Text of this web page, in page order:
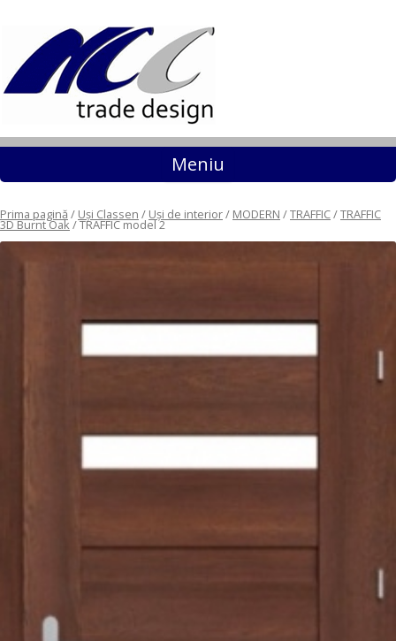
Meniu Sari la conținut
Prima pagină / Uși Classen / Uși de interior/ MODERN /TRAFFIC/TRAFFIC
3D Burnt Oak / TRAFFIC model 2